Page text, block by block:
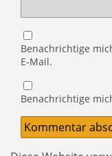
Benachrichtige
E-Mail.
Benachrichtige